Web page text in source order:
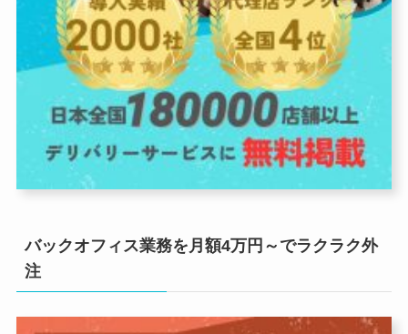
バックオフィス業務を月額4万円～でラクラク外
注